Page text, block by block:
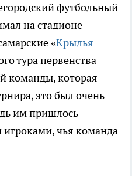
футбольный
на стадионе
«Крылья
тура первенства
команды, которая
это был очень
им пришлось
игроками, чья команда